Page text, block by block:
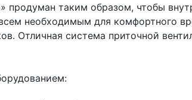
продуман таким образом, чтобы
необходимым для комфортного
Отличная система приточной